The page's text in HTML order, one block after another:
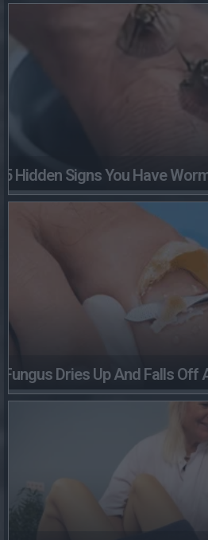
5 Hidden Signs You Have
Fungus Dries Up And Falls Off